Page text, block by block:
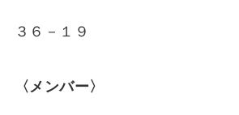
３６－１９
〈メンバー〉